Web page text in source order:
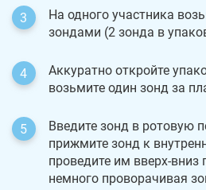
На одного участника
зондами (2 зонда в
Аккуратно откройте
возьмите один зонд за
Введите зонд в ротовую
прижмите зонд к
проведите им вверх-вниз
немного проворачивая